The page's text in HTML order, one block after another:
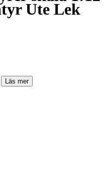
Ute Lek
Läs mer